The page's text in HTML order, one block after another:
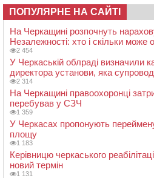
ПОПУЛЯРНЕ НА САЙТІ
На Черкащині розпочнуть
Незалежності: хто і скільки може
2 454
У Черкаській облраді визначили
директора установи, яка
2 314
На Черкащині правоохоронці
перебував у СЗЧ
1 359
У Черкасах пропонують
площу
1 183
Керівницю черкаського
новий термін
1 131